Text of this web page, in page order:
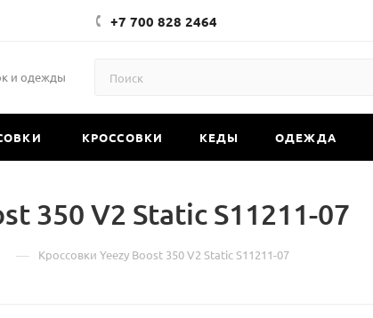
+7 700 828 2464
и одежды
КРОССОВКИ КЕДЫ ОДЕЖДА
350 V2 Static S11211-07
— Кроссовки Yeezy Boost 350 V2 Static S11211-07